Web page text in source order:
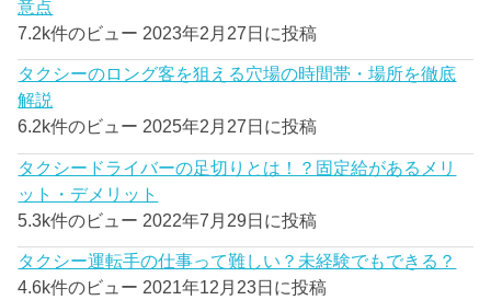
意点
7.2k件のビュー 2023年2月27日に投稿
タクシーのロング客を狙える穴場の時間帯・場所を徹底
解説
6.2k件のビュー 2025年2月27日に投稿
タクシードライバーの足切りとは！？固定給があるメリ
ット・デメリット
5.3k件のビュー 2022年7月29日に投稿
タクシー運転手の仕事って難しい？未経験でもできる？
4.6k件のビュー 2021年12月23日に投稿